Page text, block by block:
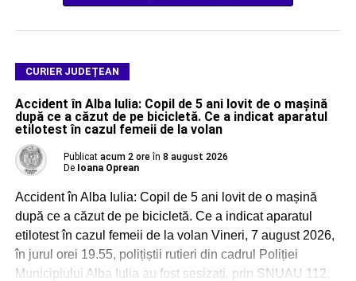
CURIER JUDEȚEAN
Accident în Alba Iulia: Copil de 5 ani lovit de o mașină
după ce a căzut de pe bicicletă. Ce a indicat aparatul
etilotest în cazul femeii de la volan
Publicat acum 2 ore în 8 august 2026
De Ioana Oprean
Accident în Alba Iulia: Copil de 5 ani lovit de o mașină
după ce a căzut de pe bicicletă. Ce a indicat aparatul
etilotest în cazul femeii de la volan Vineri, 7 august 2026,
în jurul orei 19.55, polițiștii rutieri din cadrul Poliției
Municipiului Alba Iulia au fost sesizați, prin SNUAU 112,